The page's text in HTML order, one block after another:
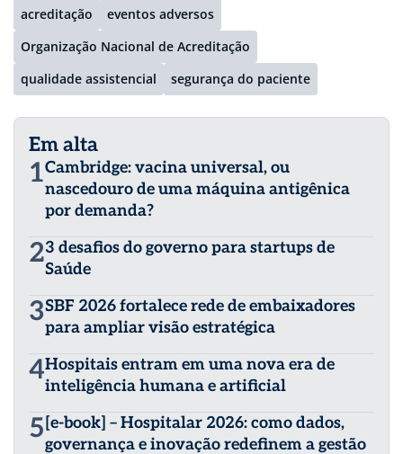
acreditação
eventos adversos
Organização Nacional de Acreditação
qualidade assistencial
segurança do paciente
Em alta
1Cambridge: vacina universal, ou
nascedouro de uma máquina antigênica
por demanda?
23 desafios do governo para startups de
Saúde
3SBF 2026 fortalece rede de embaixadores
para ampliar visão estratégica
4Hospitais entram em uma nova era de
inteligência humana e artificial
5 [e-book] – Hospitalar 2026: como dados,
governança e inovação redefinem a gestão